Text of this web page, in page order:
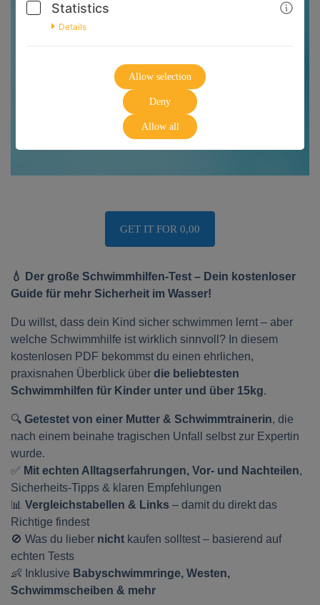
GET IT FOR 0,00
💧 Der große Schwimmhilfen-Test – Dein kostenloser
Guide für mehr Sicherheit im Wasser!
Du willst, dass dein Kind sicher schwimmen lernt – aber
welche Schwimmhilfe ist wirklich sinnvoll? In diesem
kostenlosen PDF bekommst du einen ehrlichen,
praxisnahen Überblick über die beliebtesten
Schwimmhilfen für Kinder unter und über 15kg.
🔍 Getestet von einer Mutter & Schwimmtrainerin, die
nach einem beinahe tragischen Unfall selbst zur Expertin
wurde.
✅ Mit echten Alltagserfahrungen, Vor- und Nachteilen,
Sicherheits-Tipps & klaren Empfehlungen
📊 Vergleichstabellen & Links – damit du direkt das
Richtige findest
🚫 Was du lieber nicht kaufen solltest – basierend auf
echten Tests
👶 Inklusive Babyschwimmringe, Westen,
Schwimmscheiben & mehr
Statistics
Details
Allow selection
Deny
Allow all